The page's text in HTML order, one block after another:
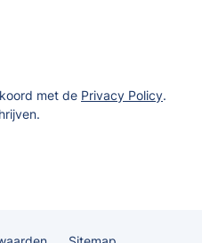
met de Privacy Policy.